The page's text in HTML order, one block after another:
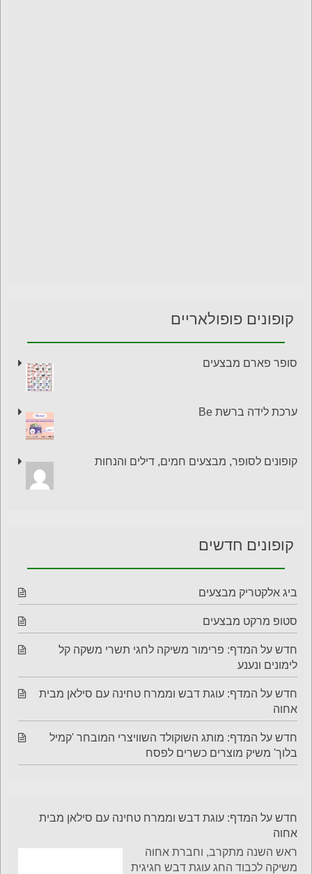
קופונים פופולאריים
סופר פארם מבצעים
ערכת לידה ברשת Be
קופונים לסופר, מבצעים חמים, דילים והנחות
קופונים חדשים
ביג אלקטריק מבצעים
סטופ מרקט מבצעים
חדש על המדף: פרימור משיקה לחגי תשרי משקה קל
לימונים ונענע
חדש על המדף: עוגת דבש וממרח טחינה עם סילאן מבית
אחוה
חדש על המדף: מותג השוקולד השוויצרי המובחר 'קמיל
בלוך' משיק מוצרים כשרים לפסח
חדש על המדף: עוגת דבש וממרח טחינה עם סילאן מבית
אחוה
ראש השנה מתקרב, וחברת אחוה
משיקה לכבוד החג עוגת דבש חגיגית